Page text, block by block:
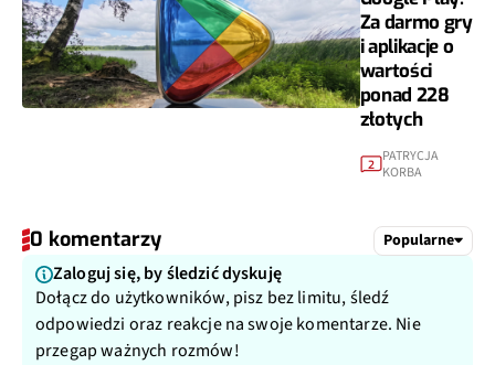
Za darmo gry
i aplikacje o
wartości
ponad 228
złotych
2
PATRYCJA
KORBA
0 komentarzy Popularne
Zaloguj się, by śledzić dyskuję
Dołącz do użytkowników, pisz bez limitu, śledź
odpowiedzi oraz reakcje na swoje komentarze. Nie
przegap ważnych rozmów!